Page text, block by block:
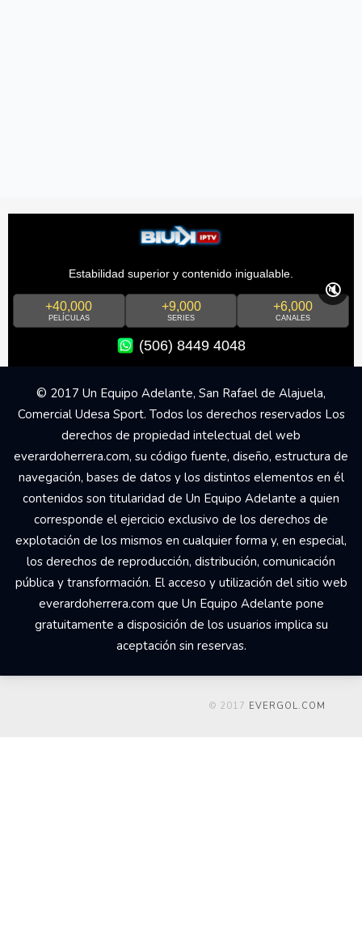
Estabilidad superior y contenido inigualable.
+40,000
PELÍCULAS
+9,000
SERIES
+6,000
CANALES
(506) 8449 4048
🔇
© 2017 Un Equipo Adelante, San Rafael de Alajuela,
Comercial Udesa Sport. Todos los derechos reservados Los
derechos de propiedad intelectual del web
everardoherrera.com, su código fuente, diseño, estructura de
navegación, bases de datos y los distintos elementos en él
contenidos son titularidad de Un Equipo Adelante a quien
corresponde el ejercicio exclusivo de los derechos de
explotación de los mismos en cualquier forma y, en especial,
los derechos de reproducción, distribución, comunicación
pública y transformación. El acceso y utilización del sitio web
everardoherrera.com que Un Equipo Adelante pone
gratuitamente a disposición de los usuarios implica su
aceptación sin reservas.
© 2017 EVERGOL.COM